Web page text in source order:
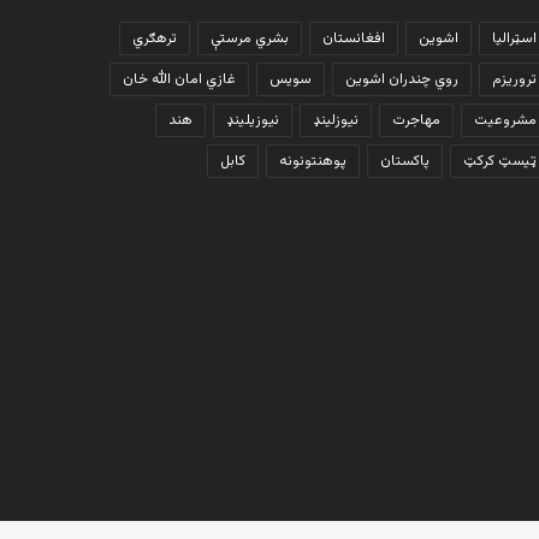
اسټرالیا اشوین افغانستان بشري مرستې
ترهګري
تروریزم
روي چندران اشوین سویس
غازي امان الله خان
مشروعیت
مهاجرت نیوزلینډ نیوزیلینډ
هند
ټیسټ کرکټ
پاکستان پوهنتونونه کابل